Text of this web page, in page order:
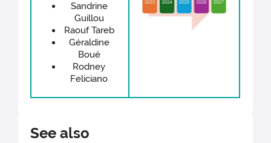
Sandrine
Guillou
Raouf Tareb
Géraldine
Boué
Rodney
Feliciano
See also